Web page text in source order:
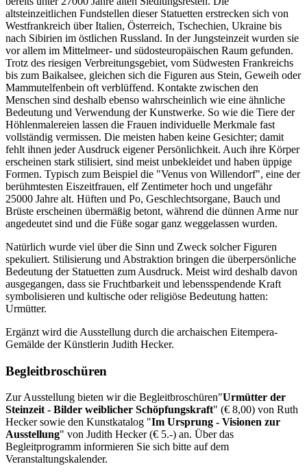
altsteinzeitlichen Fundstellen dieser Statuetten erstrecken sich von
Westfrankreich über Italien, Österreich, Tschechien, Ukraine bis
nach Sibirien im östlichen Russland. In der Jungsteinzeit wurden sie
vor allem im Mittelmeer- und südosteuropäischen Raum gefunden.
Trotz des riesigen Verbreitungsgebiet, vom Südwesten Frankreichs
bis zum Baikalsee, gleichen sich die Figuren aus Stein, Geweih oder
Mammutelfenbein oft verblüffend. Kontakte zwischen den
Menschen sind deshalb ebenso wahrscheinlich wie eine ähnliche
Bedeutung und Verwendung der Kunstwerke. So wie die Tiere der
Höhlenmalereien lassen die Frauen individuelle Merkmale fast
vollständig vermissen. Die meisten haben keine Gesichter; damit
fehlt ihnen jeder Ausdruck eigener Persönlichkeit. Auch ihre Körper
erscheinen stark stilisiert, sind meist unbekleidet und haben üppige
Formen. Typisch zum Beispiel die "Venus von Willendorf", eine der
berühmtesten Eiszeitfrauen, elf Zentimeter hoch und ungefähr
25000 Jahre alt. Hüften und Po, Geschlechtsorgane, Bauch und
Brüste erscheinen übermäßig betont, während die dünnen Arme nur
angedeutet sind und die Füße sogar ganz weggelassen wurden.
Natürlich wurde viel über die Sinn und Zweck solcher Figuren
spekuliert. Stilisierung und Abstraktion bringen die überpersönliche
Bedeutung der Statuetten zum Ausdruck. Meist wird deshalb davon
ausgegangen, dass sie Fruchtbarkeit und lebensspendende Kraft
symbolisieren und kultische oder religiöse Bedeutung hatten:
Urmütter.
Ergänzt wird die Ausstellung durch die archaischen Eitempera-
Gemälde der Künstlerin Judith Hecker.
Begleitbroschüren
Zur Ausstellung bieten wir die Begleitbroschüren"Urmütter der
Steinzeit - Bilder weiblicher Schöpfungskraft" (€ 8,00) von Ruth
Hecker sowie den Kunstkatalog "Im Ursprung - Visionen zur
Ausstellung" von Judith Hecker (€ 5.-) an. Über das
Begleitprogramm informieren Sie sich bitte auf dem
Veranstaltungskalender.